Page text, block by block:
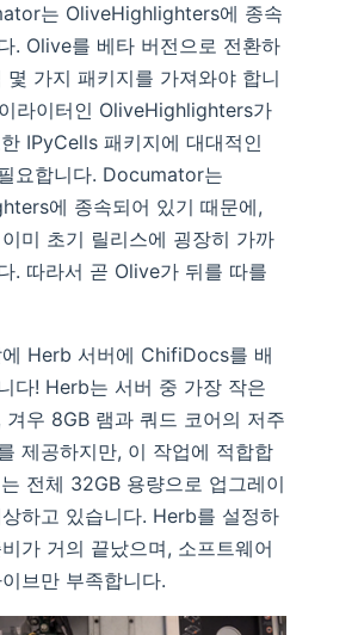
는 OliveHighlighters에 종속
. Olive를 베타 버전으로 전환하
몇 가지 패키지를 가져와야 합니
라이터인 OliveHighlighters가
IPyCells 패키지에 대대적인
요합니다. Documator는
에 종속되어 있기 때문에,
미 초기 릴리스에 굉장히 가까
. 따라서 곧 Olive가 뒤를 따를
Herb 서버에 ChifiDocs를 배
다! Herb는 서버 중 가장 작은
겨우 8GB 램과 쿼드 코어의 저주
제공하지만, 이 작업에 적합합
전체 32GB 용량으로 업그레이
하고 있습니다. Herb를 설정하
가 거의 끝났으며, 소프트웨어
브만 부족합니다.